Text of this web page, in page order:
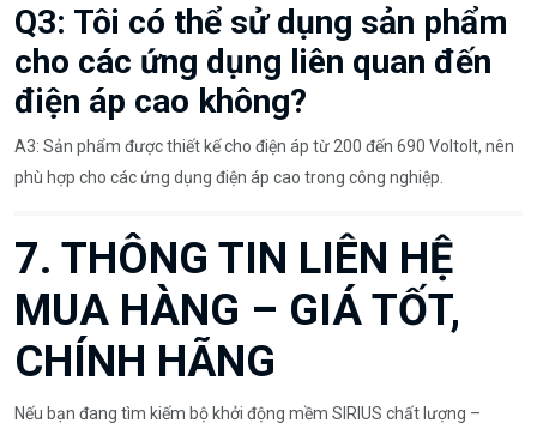
Q3: Tôi có thể sử dụng sản phẩm
cho các ứng dụng liên quan đến
điện áp cao không?
A3: Sản phẩm được thiết kế cho điện áp từ 200 đến 690 Voltolt, nên
phù hợp cho các ứng dụng điện áp cao trong công nghiệp.
7. THÔNG TIN LIÊN HỆ
MUA HÀNG – GIÁ TỐT,
CHÍNH HÃNG
Nếu bạn đang tìm kiếm bộ khởi động mềm SIRIUS chất lượng –